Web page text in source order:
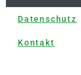
Datenschutz
Kontakt